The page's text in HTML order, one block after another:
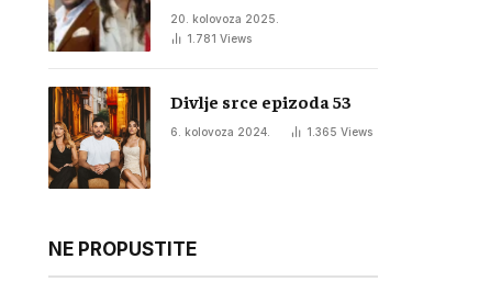
20. kolovoza 2025.
1.781 Views
Divlje srce epizoda 53
6. kolovoza 2024. 1.365 Views
NE PROPUSTITE